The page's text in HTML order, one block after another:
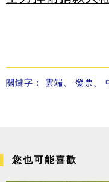
關鍵字： 雲端 發票
您也可能喜歡